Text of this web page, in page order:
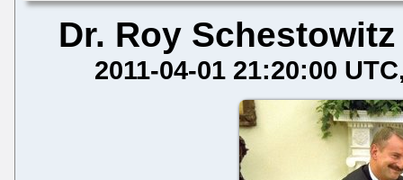
Dr. Roy Schestowitz
2011-04-01 21:20:00 UTC